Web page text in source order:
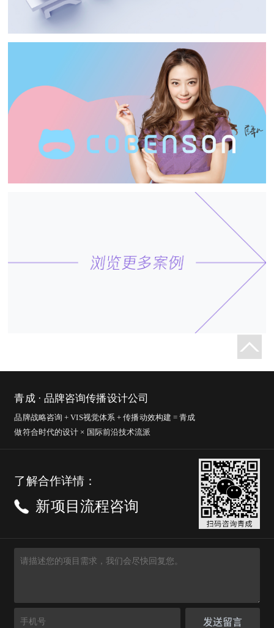
青成 · 品牌咨询传播设计公司
品牌战略咨询 + VIS视觉体系 + 传播动效构建 = 青成
做符合时代的设计 × 国际前沿技术流派
了解合作详情：
新项目流程咨询